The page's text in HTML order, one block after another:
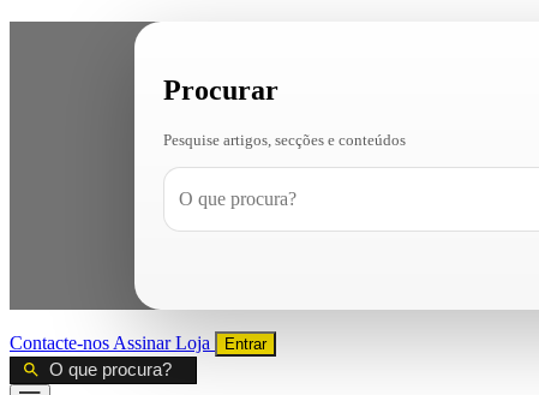
Procurar
Pesquise artigos, secções e conteúdos
Contacte-nos AssinarLoja Entrar